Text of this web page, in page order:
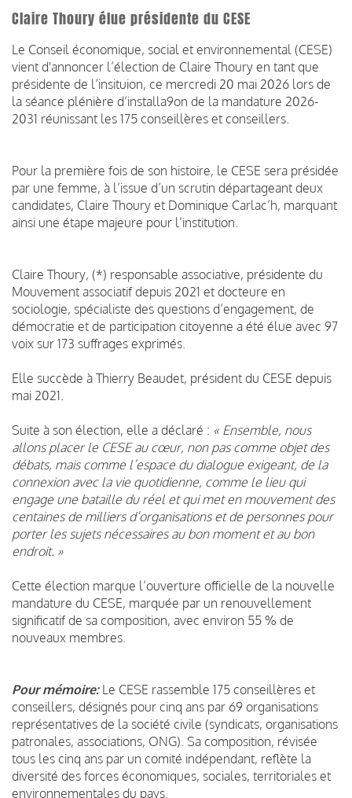
Claire Thoury élue présidente du CESE
Le Conseil économique, social et environnemental (CESE)
vient d'annoncer l’élection de Claire Thoury en tant que
présidente de l’insituion, ce mercredi 20 mai 2026 lors de
la séance plénière d’installa9on de la mandature 2026-
2031 réunissant les 175 conseillères et conseillers.
Pour la première fois de son histoire, le CESE sera présidée
par une femme, à l’issue d’un scrutin départageant deux
candidates, Claire Thoury et Dominique Carlac’h, marquant
ainsi une étape majeure pour l’institution.
Claire Thoury, (*) responsable associative, présidente du
Mouvement associatif depuis 2021 et docteure en
sociologie, spécialiste des questions d’engagement, de
démocratie et de participation citoyenne a été élue avec 97
voix sur 173 suffrages exprimés.
Elle succède à Thierry Beaudet, président du CESE depuis
mai 2021.
Suite à son élection, elle a déclaré : « Ensemble, nous
allons placer le CESE au cœur, non pas comme objet des
débats, mais comme l’espace du dialogue exigeant, de la
connexion avec la vie quotidienne, comme le lieu qui
engage une bataille du réel et qui met en mouvement des
centaines de milliers d’organisations et de personnes pour
porter les sujets nécessaires au bon moment et au bon
endroit. »
Cette élection marque l’ouverture officielle de la nouvelle
mandature du CESE, marquée par un renouvellement
significatif de sa composition, avec environ 55 % de
nouveaux membres.
Pour mémoire: Le CESE rassemble 175 conseillères et
conseillers, désignés pour cinq ans par 69 organisations
représentatives de la société civile (syndicats, organisations
patronales, associations, ONG). Sa composition, révisée
tous les cinq ans par un comité indépendant, reflète la
diversité des forces économiques, sociales, territoriales et
environnementales du pays.